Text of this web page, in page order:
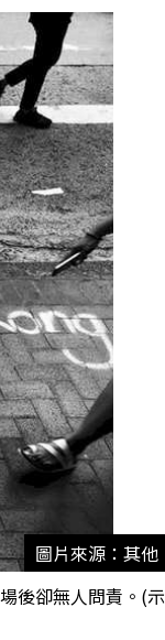
圖片來源：其他
後卻無人問責。(示